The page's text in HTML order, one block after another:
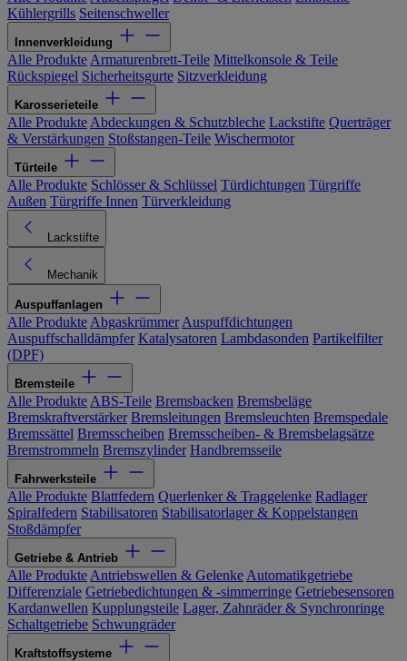
Kühlergrills Seitenschweller
Innenverkleidung
Alle Produkte Armaturenbrett-Teile Mittelkonsole & Teile
Rückspiegel Sicherheitsgurte Sitzverkleidung
Karosserieteile
Alle Produkte Abdeckungen & Schutzbleche Lackstifte Querträger
& Verstärkungen Stoßstangen-Teile Wischermotor
Türteile
Alle Produkte Schlösser & Schlüssel Türdichtungen Türgriffe
Außen Türgriffe Innen Türverkleidung
Lackstifte
Mechanik
Auspuffanlagen
Alle Produkte Abgaskrümmer Auspuffdichtungen
Auspuffschalldämpfer Katalysatoren Lambdasonden Partikelfilter
(DPF)
Bremsteile
Alle Produkte ABS-Teile Bremsbacken Bremsbeläge
Bremskraftverstärker Bremsleitungen Bremsleuchten Bremspedale
Bremssättel Bremsscheiben Bremsscheiben- & Bremsbelagsätze
Bremstrommeln Bremszylinder Handbremsseile
Fahrwerksteile
Alle Produkte Blattfedern Querlenker & Traggelenke Radlager
Spiralfedern Stabilisatoren Stabilisatorlager & Koppelstangen
Stoßdämpfer
Getriebe & Antrieb
Alle Produkte Antriebswellen & Gelenke Automatikgetriebe
Differenziale Getriebedichtungen & -simmerringe Getriebesensoren
Kardanwellen Kupplungsteile Lager, Zahnräder & Synchronringe
Schaltgetriebe Schwungräder
Kraftstoffsysteme